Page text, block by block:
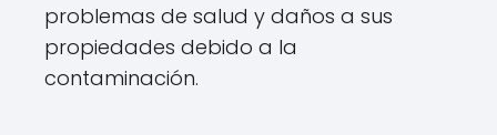
problemas de salud y daños a sus
propiedades debido a la
contaminación.